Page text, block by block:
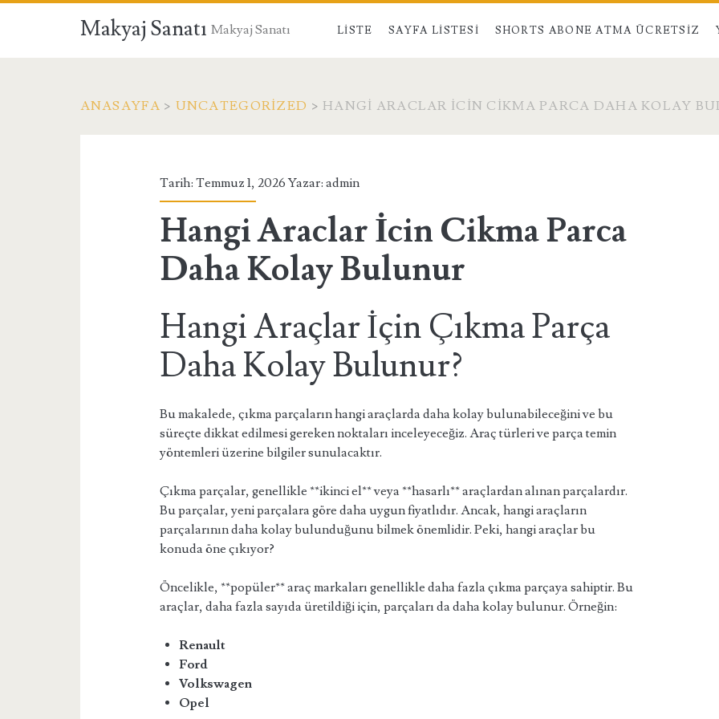
Makyaj Sanatı Makyaj Sanatı LISTE SAYFA LISTESI SHORTS ABONE ATMA ÜCRETSIZ
ANASAYFA > UNCATEGORIZED > HANGI ARACLAR İCIN CIKMA PARCA DAHA KOLAY
Tarih: Temmuz 1, 2026 Yazar:admin
Hangi Araclar İcin Cikma Parca
Daha Kolay Bulunur
Hangi Araçlar İçin Çıkma Parça
Daha Kolay Bulunur?
Bu makalede, çıkma parçaların hangi araçlarda daha kolay bulunabileceğini ve bu
süreçte dikkat edilmesi gereken noktaları inceleyeceğiz. Araç türleri ve parça temin
yöntemleri üzerine bilgiler sunulacaktır.
Çıkma parçalar, genellikle **ikinci el** veya **hasarlı** araçlardan alınan parçalardır.
Bu parçalar, yeni parçalara göre daha uygun fiyatlıdır. Ancak, hangi araçların
parçalarının daha kolay bulunduğunu bilmek önemlidir. Peki, hangi araçlar bu
konuda öne çıkıyor?
Öncelikle, **popüler** araç markaları genellikle daha fazla çıkma parçaya sahiptir. Bu
araçlar, daha fazla sayıda üretildiği için, parçaları da daha kolay bulunur. Örneğin:
Renault
Ford
Volkswagen
Opel